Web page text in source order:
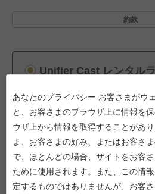
約款
Unifier Cast レンタル
1デバイス/1年間
Unifier Cast +AppSelf
あなたのプライバシー お客さまがウ
と、お客さまのブラウザ上に情報を
ウザ上から情報を取得することがあ
ま、お客さまの好み、またはお客さ
で、ほとんどの場合、サイトをお客
ために使用されます。また、この情
定するものではありませんが、お客